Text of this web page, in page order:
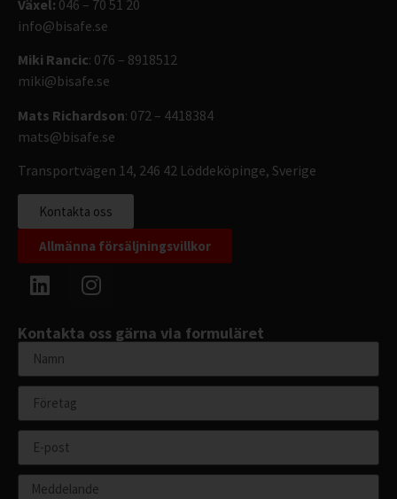
Växel: 046 – 70 51 20
info@bisafe.se
Miki Rancic: 076 – 8918512
miki@bisafe.se
Mats Richardson: 072 – 4418384
mats@bisafe.se
Transportvägen 14, 246 42 Löddeköpinge, Sverige
Kontakta oss
Allmänna försäljningsvillkor
Kontakta oss gärna via formuläret